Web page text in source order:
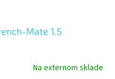
Mate 1.5
Na externom sklade